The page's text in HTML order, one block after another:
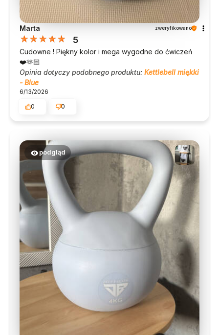
Marta zweryfikowano
5
Cudowne ! Piękny kolor i mega wygodne do ćwiczeń
❤️🫶🏻
Opinia dotyczy podobnego produktu: Kettlebell miękki
- Blue
6/13/2026
0
0
podgląd